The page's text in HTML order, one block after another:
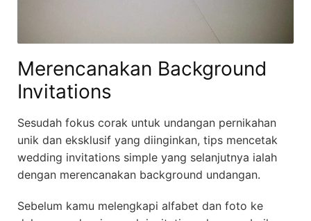
Merencanakan Background
Invitations
Sesudah fokus corak untuk undangan pernikahan
unik dan eksklusif yang diinginkan, tips mencetak
wedding invitations simple yang selanjutnya ialah
dengan merencanakan background undangan.
Sebelum kamu melengkapi alfabet dan foto ke